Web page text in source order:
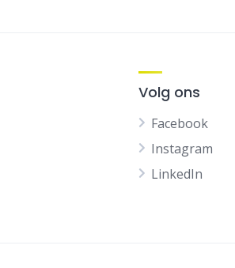
Volg ons
Facebook
Instagram
LinkedIn